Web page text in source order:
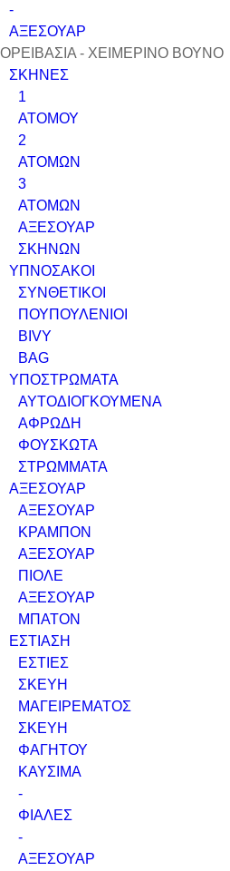
-
ΑΞΕΣΟΥΑΡ
ΟΡΕΙΒΑΣΙΑ - ΧΕΙΜΕΡΙΝΟ ΒΟΥΝΟ
ΣΚΗΝΕΣ
1
ΑΤΟΜΟΥ
2
ΑΤΟΜΩΝ
3
ΑΤΟΜΩΝ
ΑΞΕΣΟΥΑΡ
ΣΚΗΝΩΝ
ΥΠΝΟΣΑΚΟΙ
ΣΥΝΘΕΤΙΚΟΙ
ΠΟΥΠΟΥΛΕΝΙΟΙ
BIVY
BAG
ΥΠΟΣΤΡΩΜΑΤΑ
ΑΥΤΟΔΙΟΓΚΟΥΜΕΝΑ
ΑΦΡΩΔΗ
ΦΟΥΣΚΩΤΑ
ΣΤΡΩΜΜΑΤΑ
ΑΞΕΣΟΥΑΡ
ΑΞΕΣΟΥΑΡ
ΚΡΑΜΠΟΝ
ΑΞΕΣΟΥΑΡ
ΠΙΟΛΕ
ΑΞΕΣΟΥΑΡ
ΜΠΑΤΟΝ
ΕΣΤΙΑΣΗ
ΕΣΤΙΕΣ
ΣΚΕΥΗ
ΜΑΓΕΙΡΕΜΑΤΟΣ
ΣΚΕΥΗ
ΦΑΓΗΤΟΥ
ΚΑΥΣΙΜΑ
-
ΦΙΑΛΕΣ
-
ΑΞΕΣΟΥΑΡ